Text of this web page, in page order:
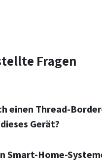
Fragen
einen Thread-
Gerät?
Smart-Home-